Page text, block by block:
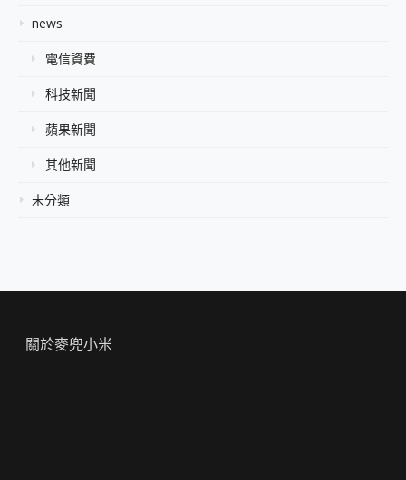
news
電信資費
科技新聞
蘋果新聞
其他新聞
未分類
關於麥兜小米